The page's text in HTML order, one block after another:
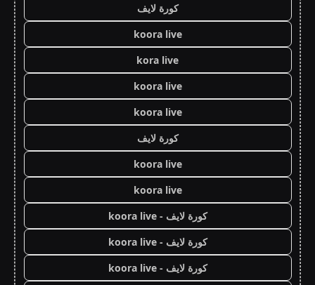
كورة لايف
koora live
kora live
koora live
koora live
كورة لايف
koora live
koora live
كورة لايف - koora live
كورة لايف - koora live
كورة لايف - koora live